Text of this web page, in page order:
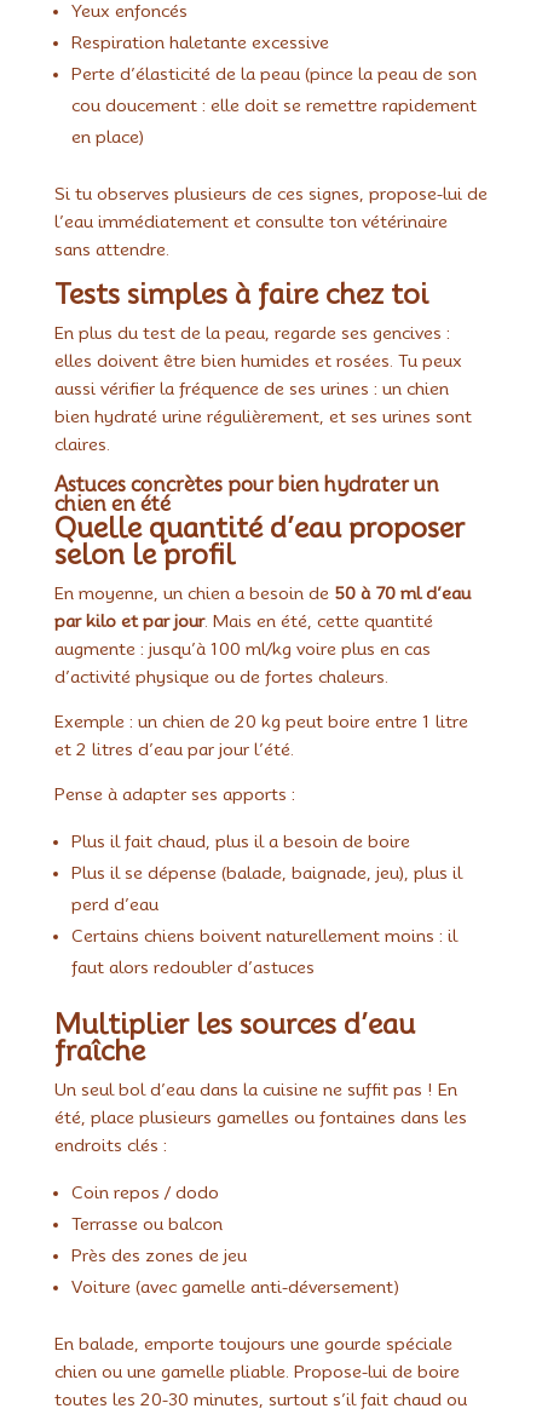
Yeux enfoncés
Respiration haletante excessive
Perte d’élasticité de la peau (pince la peau de son
cou doucement : elle doit se remettre rapidement
en place)
Si tu observes plusieurs de ces signes, propose-lui de
l’eau immédiatement et consulte ton vétérinaire
sans attendre.
Tests simples à faire chez toi
En plus du test de la peau, regarde ses gencives :
elles doivent être bien humides et rosées. Tu peux
aussi vérifier la fréquence de ses urines : un chien
bien hydraté urine régulièrement, et ses urines sont
claires.
Astuces concrètes pour bien hydrater un
chien en été
Quelle quantité d’eau proposer
selon le profil
En moyenne, un chien a besoin de 50 à 70 ml d’eau
par kilo et par jour. Mais en été, cette quantité
augmente : jusqu’à 100 ml/kg voire plus en cas
d’activité physique ou de fortes chaleurs.
Exemple : un chien de 20 kg peut boire entre 1 litre
et 2 litres d’eau par jour l’été.
Pense à adapter ses apports :
Plus il fait chaud, plus il a besoin de boire
Plus il se dépense (balade, baignade, jeu), plus il
perd d’eau
Certains chiens boivent naturellement moins : il
faut alors redoubler d’astuces
Multiplier les sources d’eau
fraîche
Un seul bol d’eau dans la cuisine ne suffit pas ! En
été, place plusieurs gamelles ou fontaines dans les
endroits clés :
Coin repos / dodo
Terrasse ou balcon
Près des zones de jeu
Voiture (avec gamelle anti-déversement)
En balade, emporte toujours une gourde spéciale
chien ou une gamelle pliable. Propose-lui de boire
toutes les 20-30 minutes, surtout s’il fait chaud ou